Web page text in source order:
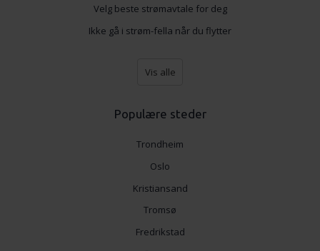
Velg beste strømavtale for deg
Ikke gå i strøm-fella når du flytter
Vis alle
Populære steder
Trondheim
Oslo
Kristiansand
Tromsø
Fredrikstad